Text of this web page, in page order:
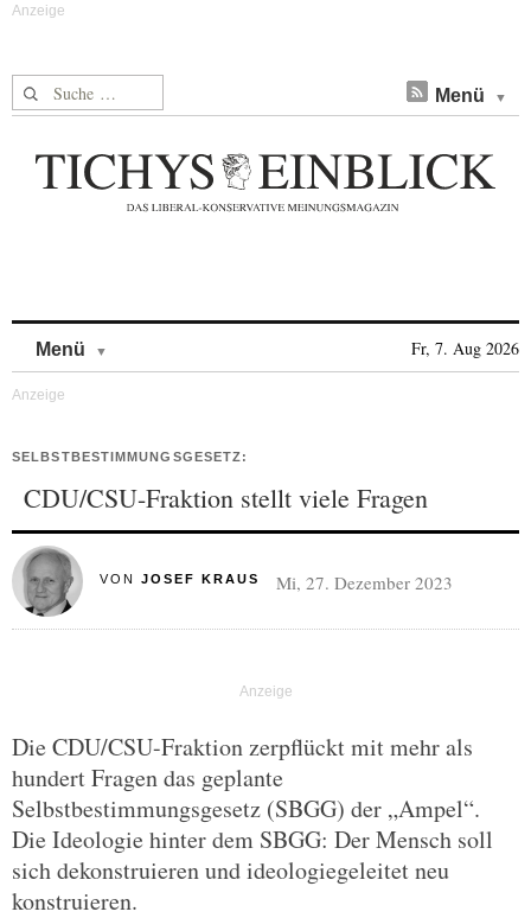
Suche nach: Menü
Menü Fr, 7. Aug 2026
SELBSTBESTIMMUNGSGESETZ:
CDU/CSU-Fraktion stellt viele Fragen
VON JOSEF KRAUS Mi, 27. Dezember 2023
Die CDU/CSU-Fraktion zerpflückt mit mehr als
hundert Fragen das geplante
Selbstbestimmungsgesetz (SBGG) der „Ampel“.
Die Ideologie hinter dem SBGG: Der Mensch soll
sich dekonstruieren und ideologiegeleitet neu
konstruieren.